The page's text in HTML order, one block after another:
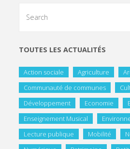
TOUTES LES ACTUALITÉS
Action sociale Agriculture
Communauté de communes
Développement
Economie
Enseignement Musical
Lecture publique
Mobilité